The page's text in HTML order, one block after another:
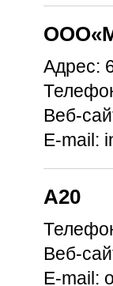
Адрес:
Веб-
E-mail:
А20
Веб-
E-mail: